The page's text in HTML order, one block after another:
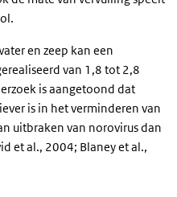
en zeep kan een
van 1,8 tot 2,8
is aangetoond dat
is in het verminderen van
uitbraken van norovirus dan
et al., 2004; Blaney et al.,